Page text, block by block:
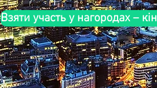
Взяти участь у нагородах –